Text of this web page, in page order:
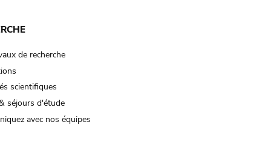
de recherche
scientifiques
séjours d'étude
avec nos équipes